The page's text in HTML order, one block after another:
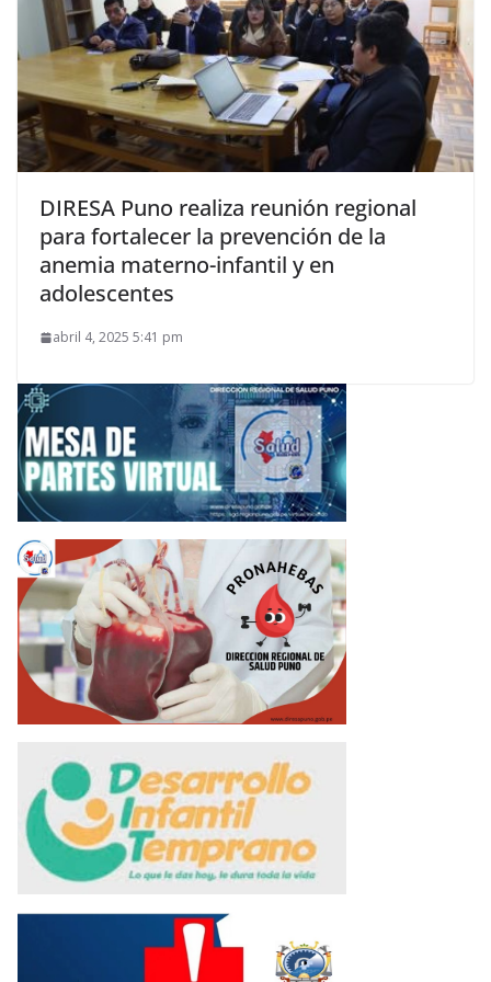
DIRESA Puno realiza reunión regional
para fortalecer la prevención de la
anemia materno-infantil y en
adolescentes
abril 4, 2025 5:41 pm